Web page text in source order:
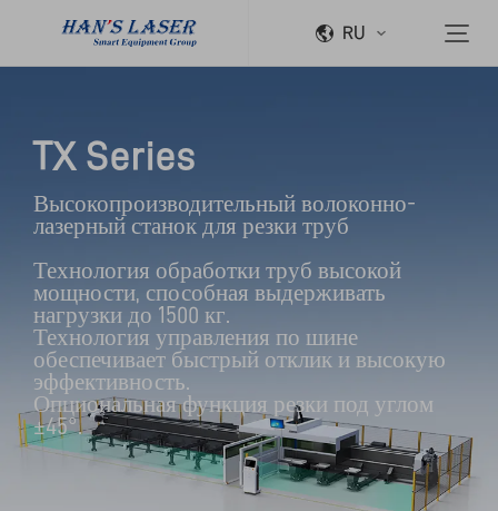
RU
TX Series
Высокопроизводительный волоконно-
лазерный станок для резки труб
Технология обработки труб высокой
мощности, способная выдерживать
нагрузки до 1500 кг.
Технология управления по шине
обеспечивает быстрый отклик и высокую
эффективность.
Опциональная функция резки под углом
±45°.